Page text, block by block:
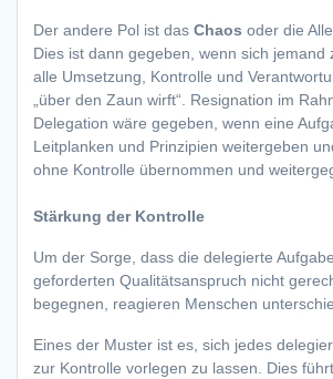
Der andere Pol ist das Chaos oder die
Dies ist dann gegeben, wenn sich jemand
alle Umsetzung, Kontrolle und
„über den Zaun wirft“. Resignation im
Delegation wäre gegeben, wenn eine
Leitplanken und Prinzipien weitergeben
ohne Kontrolle übernommen und
Stärkung der Kontrolle
Um der Sorge, dass die delegierte
geforderten Qualitätsanspruch nicht
begegnen, reagieren Menschen
Eines der Muster ist es, sich jedes
zur Kontrolle vorlegen zu lassen. Dies